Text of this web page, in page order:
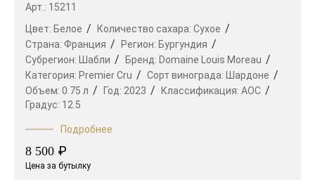
Арт.: 15211
Цвет: Белое Количество сахара: Сухое
Страна: Франция Регион: Бургундия
Субрегион:
Шабли Бренд: Domaine Louis Moreau
Категория: Premier Cru Сорт винограда:
Шардоне
Объем: 0.75 л Год: 2023 Классификация: AOC
Градус: 12.5
Подробнее
8 500 ₽
Цена за бутылку